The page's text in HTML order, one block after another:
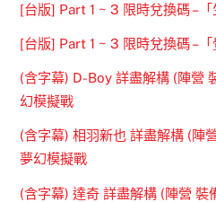
[台版] Part 1 ~ 3 限時兌換碼 –「
[台版] Part 1 ~ 3 限時兌換碼 –「
(含字幕) D-Boy 詳盡解構 (陣營
幻模擬戰
(含字幕) 相羽新也 詳盡解構 (陣
夢幻模擬戰
(含字幕) 達奇 詳盡解構 (陣營 裝